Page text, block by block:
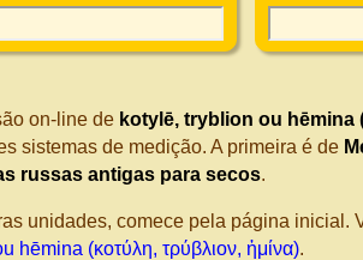
on-line de kotylē, tryblion ou hēmina
sistemas de medição. A primeira é de
russas antigas para secos.
unidades, comece pela página inicial.
hēmina (κοτύλη, τρύβλιον, ἡμίνα).